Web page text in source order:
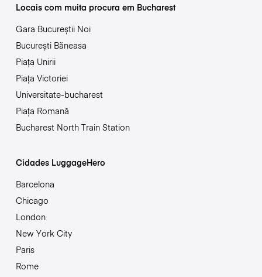
Locais com muita procura em Bucharest
Gara Bucureștii Noi
București Băneasa
Piața Unirii
Piața Victoriei
Universitate-bucharest
Piața Romană
Bucharest North Train Station
Cidades LuggageHero
Barcelona
Chicago
London
New York City
Paris
Rome